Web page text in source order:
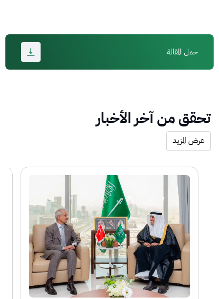
حمل المقالة
تحقق من آخر الأخبار
عرض المزيد